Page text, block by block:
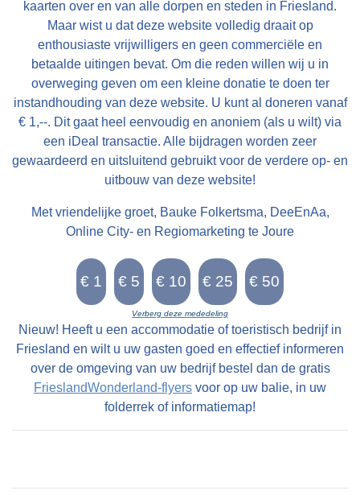
aangelegd. Nadat de beweegbare brug in
Oosthem in 1953 wordt vervangen door een
vaste brug, is het voorgoed voorbij met het
goederenvervoer over water.
kaarten over en van alle dorpen en steden in Friesland.
Maar wist u dat deze website volledig draait op
enthousiaste vrijwilligers en geen commerciële en
betaalde uitingen bevat. Om die reden willen wij u in
overweging geven om een kleine donatie te doen ter
instandhouding van deze website. U kunt al doneren vanaf
€ 1,--. Dit gaat heel eenvoudig en anoniem (als u wilt) via
een iDeal transactie. Alle bijdragen worden zeer
gewaardeerd en uitsluitend gebruikt voor de verdere op- en
uitbouw van deze website!
Met vriendelijke groet, Bauke Folkertsma, DeeEnAa,
Online City- en Regiomarketing te Joure
Verberg deze mededeling
Nieuw! Heeft u een accommodatie of toeristisch bedrijf in
Friesland en wilt u uw gasten goed en effectief informeren
over de omgeving van uw bedrijf bestel dan de gratis
FrieslandWonderland-flyers voor op uw balie, in uw
folderrek of informatiemap!